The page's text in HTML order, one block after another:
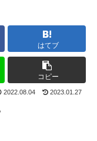
はてブ
コピー
2022.08.04 2023.01.27